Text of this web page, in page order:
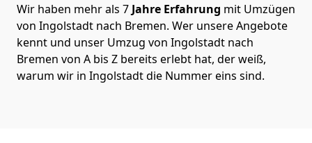
Wir haben mehr als 7 Jahre Erfahrung mit Umzügen
von Ingolstadt nach Bremen. Wer unsere Angebote
kennt und unser Umzug von Ingolstadt nach
Bremen von A bis Z bereits erlebt hat, der weiß,
warum wir in Ingolstadt die Nummer eins sind.